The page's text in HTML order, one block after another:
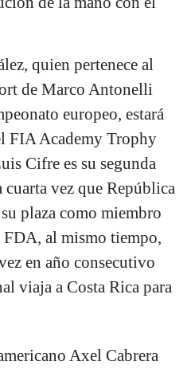
quien pertenece al
de Marco Antonelli
europeo, estará
FIA Academy Trophy
Cifre es su segunda
vez que República
plaza como miembro
FDA, al mismo tiempo,
en año consecutivo
viaja a Costa Rica para
Axel Cabrera